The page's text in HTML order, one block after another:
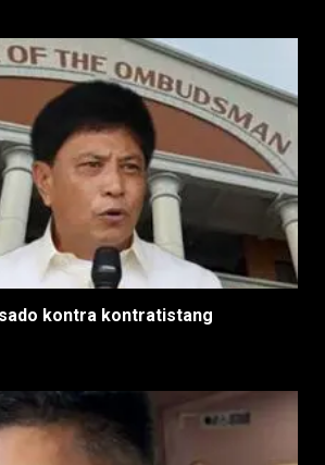
kontra kontratistang